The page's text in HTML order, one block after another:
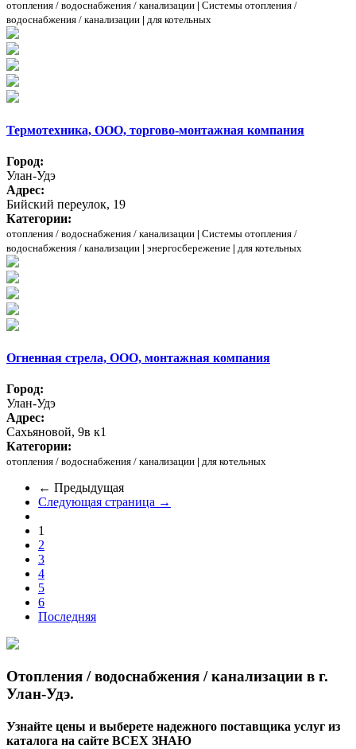
отопления / водоснабжения / канализации | Системы отопления /
водоснабжения / канализации | для котельных
Термотехника, ООО, торгово-монтажная компания
Город:
Улан-Удэ
Адрес:
Бийский переулок, 19
Категории:
отопления / водоснабжения / канализации | Системы отопления /
водоснабжения / канализации | энергосбережение | для котельных
Огненная стрела, ООО, монтажная компания
Город:
Улан-Удэ
Адрес:
Сахьяновой, 9в к1
Категории:
отопления / водоснабжения / канализации | для котельных
← Предыдущая
Следующая страница →
1
2
3
4
5
6
Последняя
Отопления / водоснабжения / канализации в г.
Улан-Удэ.
Узнайте цены и выберете надежного поставщика услуг из
каталога на сайте ВСЕХ ЗНАЮ